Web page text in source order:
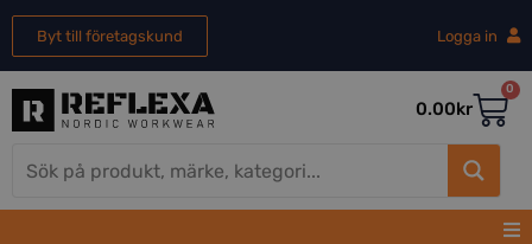
Byt till företagskund Logga in
0.00kr
0